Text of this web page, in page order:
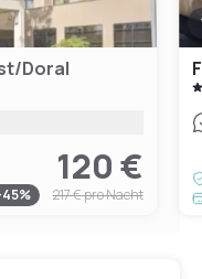
Doral
120 €
45% 217 €pro Nacht